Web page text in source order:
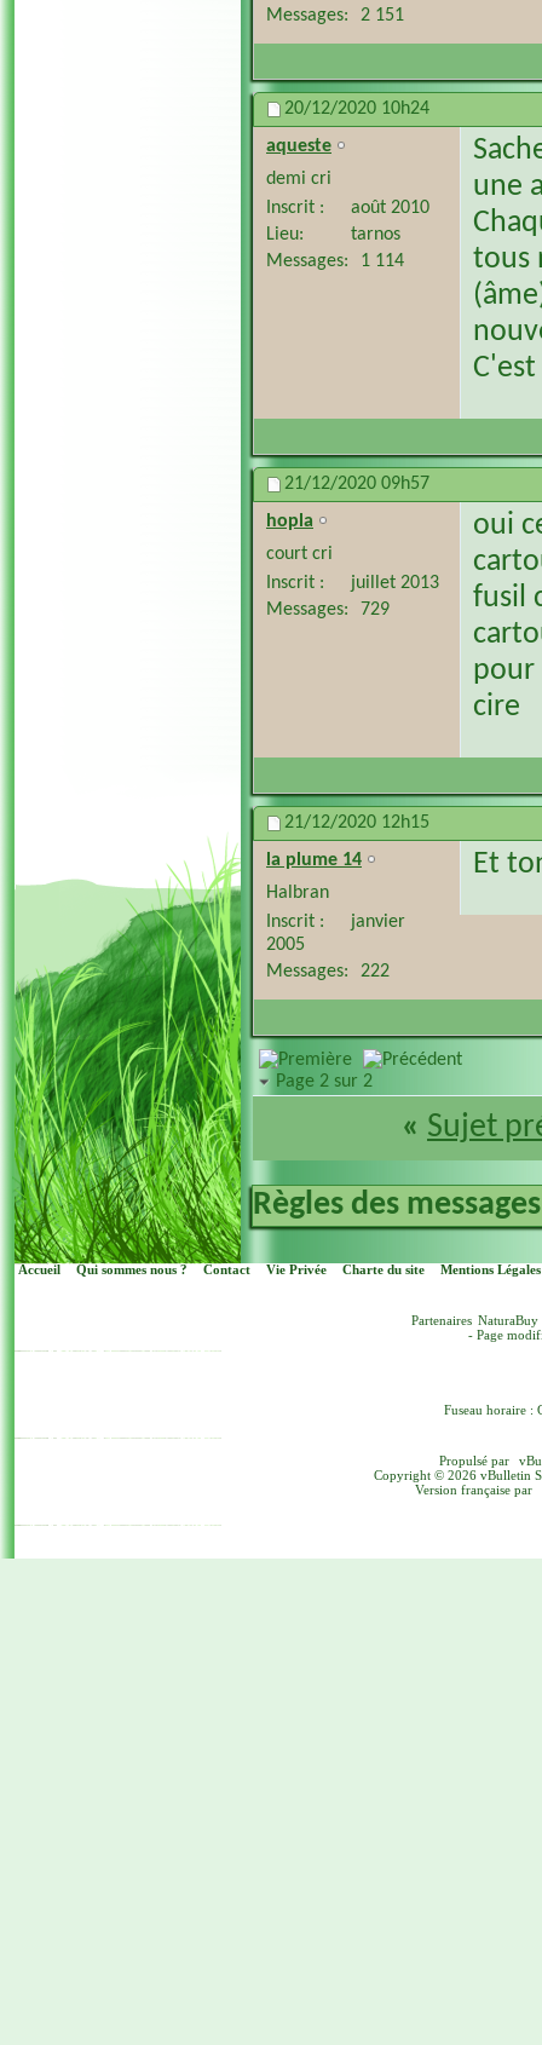
Messages
2 151
20/12/2020 10h24
aqueste
demi cri
Inscrit
août 2010
Lieu
tarnos
Messages
1 114
une
tous
21/12/2020 09h57
hopla
court cri
Inscrit
juillet 2013
Messages
729
oui
fusil
pour
cire
21/12/2020 12h15
la plume 14
Halbran
Inscrit
janvier
2005
Messages
222
Et
Page 2 sur 2
« Sujet
Règles des messages
Accueil Qui sommes nous ? Contact Vie Privée Charte du site Mentions Légales
Partenaires NaturaBuy
- Page
Fuseau horaire :
Propulsé par
Copyright © 2026 vBulletin
Version française par